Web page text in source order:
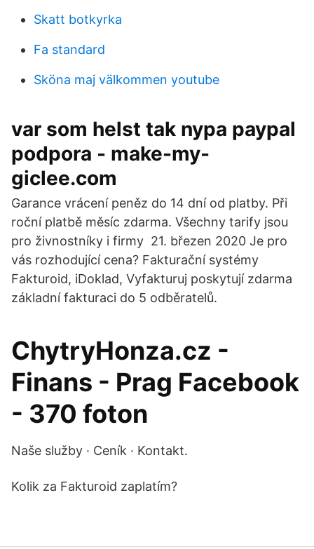
Skatt botkyrka
Fa standard
Sköna maj välkommen youtube
var som helst tak nypa paypal
podpora - make-my-
giclee.com
Garance vrácení peněz do 14 dní od platby. Při
roční platbě měsíc zdarma. Všechny tarify jsou
pro živnostníky i firmy 21. březen 2020 Je pro
vás rozhodující cena? Fakturační systémy
Fakturoid, iDoklad, Vyfakturuj poskytují zdarma
základní fakturaci do 5 odběratelů.
ChytryHonza.cz -
Finans - Prag Facebook
- 370 foton
Naše služby · Ceník · Kontakt.
Kolik za Fakturoid zaplatím?